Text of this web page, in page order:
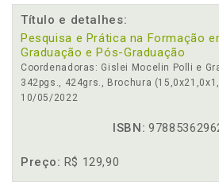
Título e detalhes:
Pesquisa e Prática na Formação
Graduação e Pós-Graduação
Coordenadoras: Gislei Mocelin Polli e
342pgs., 424grs., Brochura
10/05/2022
ISBN:
Preço: R$ 129,90